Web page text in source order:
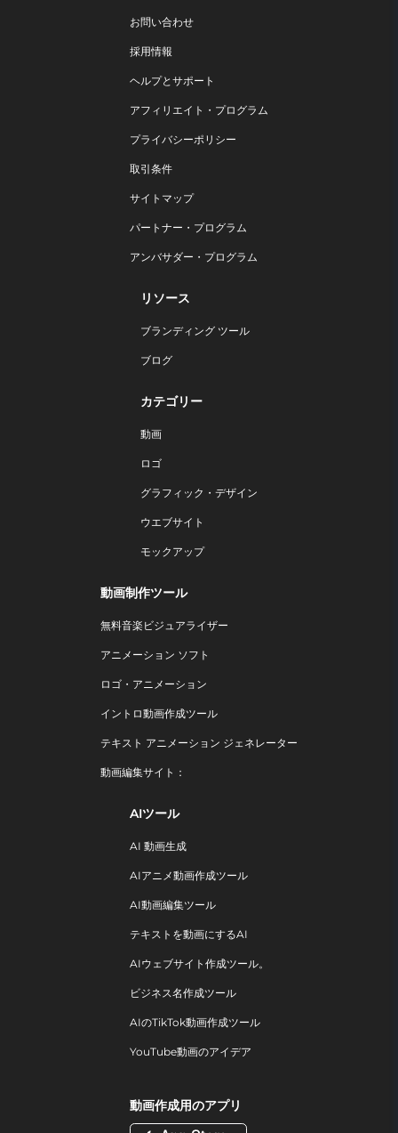
お問い合わせ
採用情報
ヘルプとサポート
アフィリエイト・プログラム
プライバシーポリシー
取引条件
サイトマップ
パートナー・プログラム
アンバサダー・プログラム
リソース
ブランディング ツール
ブログ
カテゴリー
動画
ロゴ
グラフィック・デザイン
ウエブサイト
モックアップ
動画制作ツール
無料音楽ビジュアライザー
アニメーション ソフト
ロゴ・アニメーション
イントロ動画作成ツール
テキスト アニメーション ジェネレーター
動画編集サイト：
AIツール
AI 動画生成
AIアニメ動画作成ツール
AI動画編集ツール
テキストを動画にするAI
AIウェブサイト作成ツール。
ビジネス名作成ツール
AIのTikTok動画作成ツール
YouTube動画のアイデア
動画作成用のアプリ